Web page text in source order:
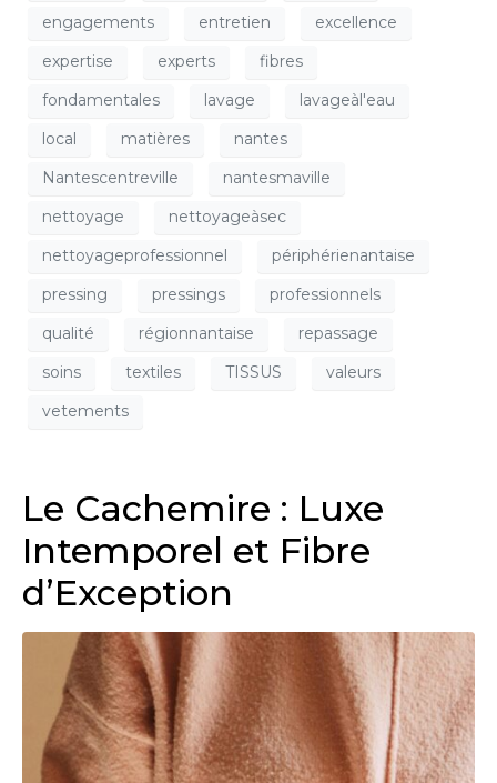
engagements
entretien
excellence
expertise
experts
fibres
fondamentales
lavage
lavageàl'eau
local
matières
nantes
Nantescentreville
nantesmaville
nettoyage
nettoyageàsec
nettoyageprofessionnel
périphérienantaise
pressing
pressings
professionnels
qualité
régionnantaise
repassage
soins
textiles TISSUS
valeurs
vetements
Le Cachemire : Luxe
Intemporel et Fibre
d’Exception